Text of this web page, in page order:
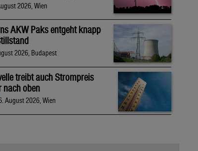
2026, Wien
AKW Paks entgeht knapp
2026, Budapest
treibt auch Strompreis
nach oben
August 2026, Wien